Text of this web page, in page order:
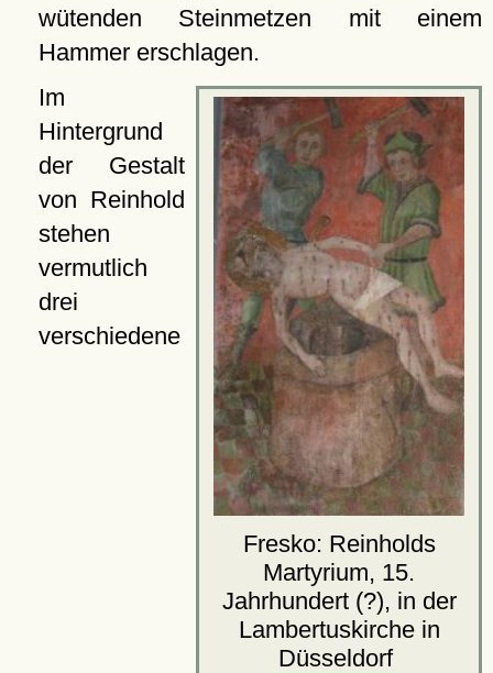
wütenden Steinmetzen mit einem
Hammer erschlagen.
Fresko: Reinholds
Martyrium, 15.
Jahrhundert (?), in der
Lambertuskirche in
Düsseldorf
Im
Hintergrund
der Gestalt
von Reinhold
stehen
vermutlich
drei
verschiedene